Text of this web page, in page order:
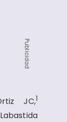
Publicidad
JC,1